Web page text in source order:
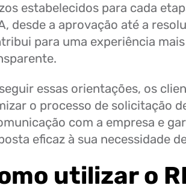
estabelecidos para cada
desde a aprovação até a
para uma experiência
essas orientações, os
o processo de solicitação
com a empresa e
eficaz à sua necessidade
utilizar o